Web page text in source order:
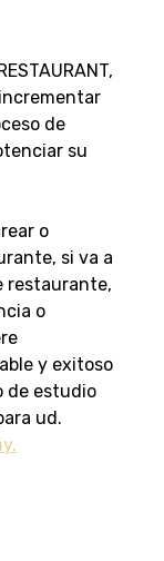
de
su
o
si va a
restaurante,
o
y exitoso
de estudio
ud.